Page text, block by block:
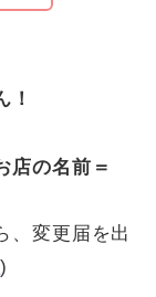
！
店の名前＝
、変更届を出
)